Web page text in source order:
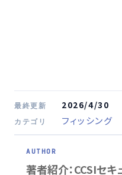
最終更新 2026/4/30
カテゴリ フィッシング
著者紹介：CCSIセキ